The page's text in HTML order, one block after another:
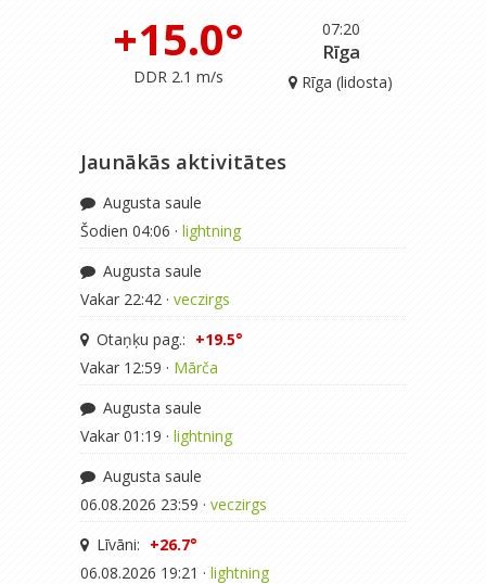
07:20
+15.0°
DDR 2.1 m/s
Rīga
Rīga (lidosta)
Jaunākās aktivitātes
Augusta saule
Šodien 04:06 · lightning
Augusta saule
Vakar 22:42 · veczirgs
Otaņķu pag.: +19.5°
Vakar 12:59 · Mārča
Augusta saule
Vakar 01:19 · lightning
Augusta saule
06.08.2026 23:59 · veczirgs
Līvāni: +26.7°
06.08.2026 19:21 · lightning